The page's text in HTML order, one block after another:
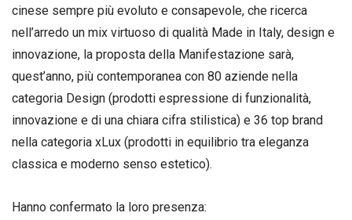
cinese sempre più evoluto e consapevole, che ricerca
nell’arredo un mix virtuoso di qualità Made in Italy, design e
innovazione, la proposta della Manifestazione sarà,
quest’anno, più contemporanea con 80 aziende nella
categoria Design (prodotti espressione di funzionalità,
innovazione e di una chiara cifra stilistica) e 36 top brand
nella categoria xLux (prodotti in equilibrio tra eleganza
classica e moderno senso estetico).
Hanno confermato la loro presenza: